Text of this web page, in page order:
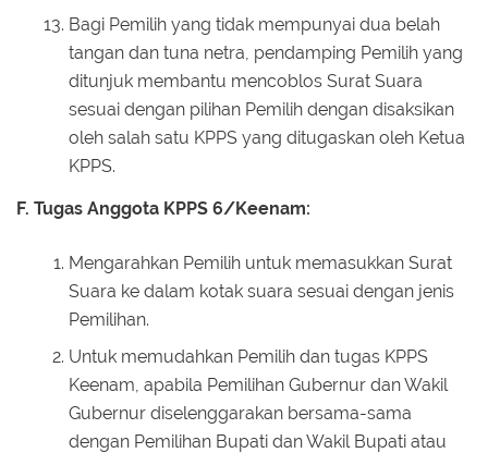
Bagi Pemilih yang tidak mempunyai dua belah
tangan dan tuna netra, pendamping Pemilih yang
ditunjuk membantu mencoblos Surat Suara
sesuai dengan pilihan Pemilih dengan disaksikan
oleh salah satu KPPS yang ditugaskan oleh Ketua
KPPS.
F. Tugas Anggota KPPS 6/Keenam:
Mengarahkan Pemilih untuk memasukkan Surat
Suara ke dalam kotak suara sesuai dengan jenis
Pemilihan.
Untuk memudahkan Pemilih dan tugas KPPS
Keenam, apabila Pemilihan Gubernur dan Wakil
Gubernur diselenggarakan bersama-sama
dengan Pemilihan Bupati dan Wakil Bupati atau